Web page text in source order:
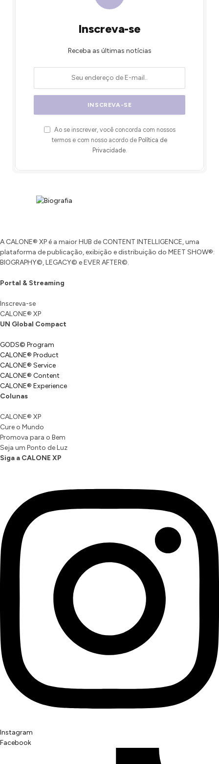
Inscreva-se
Receba as últimas notícias
Ao se inscrever, você concorda com nossos
termos e com nosso acordo de Política de
Privacidade.
A CALONE® XP é a maior HUB de CONTENT INTELLIGENCE, uma
plataforma de publicação, exibição e distribuição do MEET SHOW®:
BIOGRAPHY©, LEGACY© e EVER AFTER©.
Portal & Streaming
Inscreva-se
CALONE® XP
UN Global Compact
GODS© Program
CALONE® Product
CALONE® Service
CALONE® Content
CALONE® Experience
Colunas
CALONE® XP
Cure o Mundo
Promova para o Bem
Seja um Ponto de Luz
Siga a CALONE XP
Instagram
Facebook